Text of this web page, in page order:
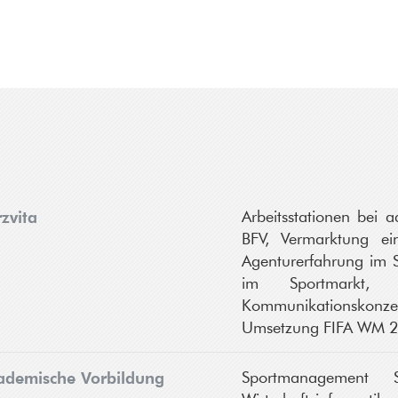
Arbeitsstationen bei
BFV, Vermarktung
Agenturerfahrung im
im Sportmarkt,
Umsetzung FIFA WM
Vorbildung